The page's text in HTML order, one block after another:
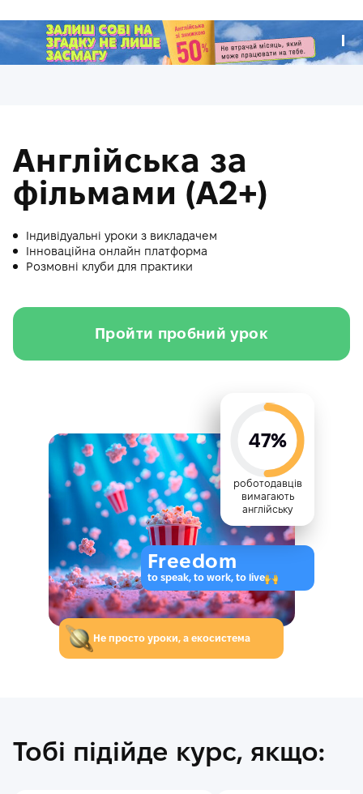
.
Англійська за
фільмами (A2+)
Індивідуальні уроки з викладачем
Інноваційна онлайн платформа
Розмовні клуби для практики
Пройти пробний урок
Не просто уроки, а екосистема
Freedom
to speak, to work, to live
47%
роботодавців
вимагають
англійську
Тобі підійде курс, якщо: